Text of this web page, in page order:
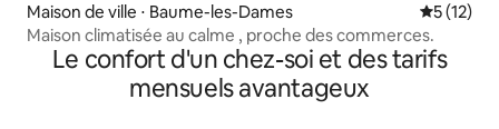
Maison de ville ⋅ Baume-les-Dames
5 (12)
Maison climatisée au calme , proche des commerces.
Le confort d'un chez-soi et des tarifs
mensuels avantageux